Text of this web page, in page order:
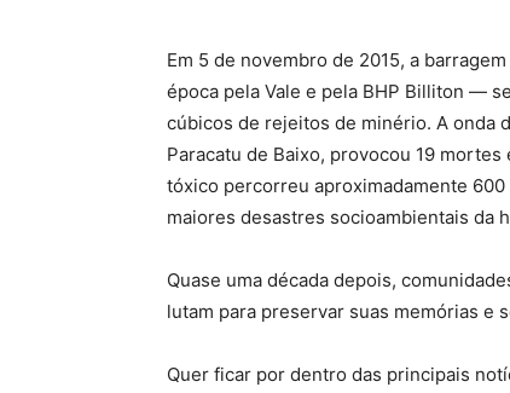
Em 5 de novembro de 2015, a
época pela Vale e pela BHP Billiton —
cúbicos de rejeitos de minério. A onda
Paracatu de Baixo, provocou 19
tóxico percorreu aproximadamente
maiores desastres socioambientais da
Quase uma década depois,
lutam para preservar suas memórias e
Quer ficar por dentro das principais